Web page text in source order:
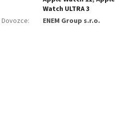
Watch ULTRA 3
Dovozce: ENEM Group s.r.o.